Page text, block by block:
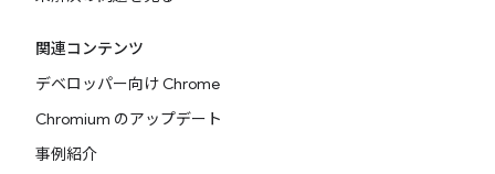
関連コンテンツ
デベロッパー向け Chrome
Chromium のアップデート
事例紹介